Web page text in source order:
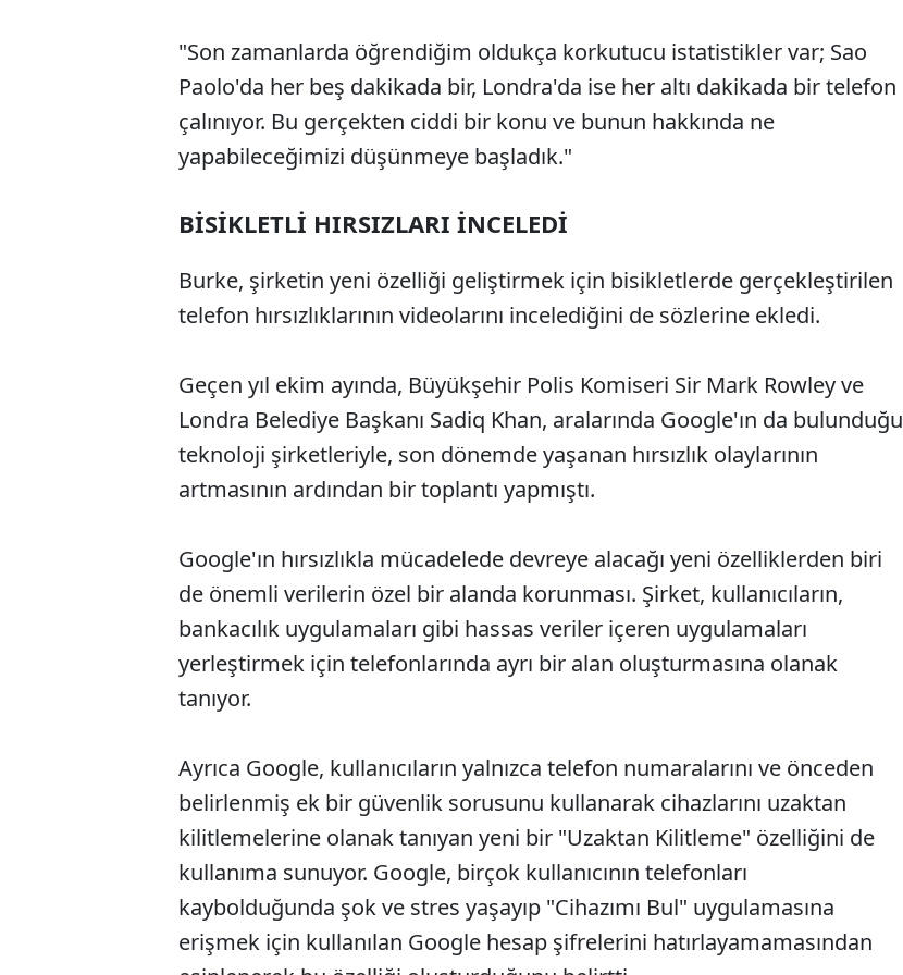
"Son zamanlarda öğrendiğim oldukça korkutucu istatistikler var; Sao
Paolo'da her beş dakikada bir, Londra'da ise her altı dakikada bir telefon
çalınıyor. Bu gerçekten ciddi bir konu ve bunun hakkında ne
yapabileceğimizi düşünmeye başladık."
BİSİKLETLİ HIRSIZLARI İNCELEDİ
Burke, şirketin yeni özelliği geliştirmek için bisikletlerde gerçekleştirilen
telefon hırsızlıklarının videolarını incelediğini de sözlerine ekledi.
Geçen yıl ekim ayında, Büyükşehir Polis Komiseri Sir Mark Rowley ve
Londra Belediye Başkanı Sadiq Khan, aralarında Google'ın da bulunduğu
teknoloji şirketleriyle, son dönemde yaşanan hırsızlık olaylarının
artmasının ardından bir toplantı yapmıştı.
Google'ın hırsızlıkla mücadelede devreye alacağı yeni özelliklerden biri
de önemli verilerin özel bir alanda korunması. Şirket, kullanıcıların,
bankacılık uygulamaları gibi hassas veriler içeren uygulamaları
yerleştirmek için telefonlarında ayrı bir alan oluşturmasına olanak
tanıyor.
Ayrıca Google, kullanıcıların yalnızca telefon numaralarını ve önceden
belirlenmiş ek bir güvenlik sorusunu kullanarak cihazlarını uzaktan
kilitlemelerine olanak tanıyan yeni bir "Uzaktan Kilitleme" özelliğini de
kullanıma sunuyor. Google, birçok kullanıcının telefonları
kaybolduğunda şok ve stres yaşayıp "Cihazımı Bul" uygulamasına
erişmek için kullanılan Google hesap şifrelerini hatırlayamamasından